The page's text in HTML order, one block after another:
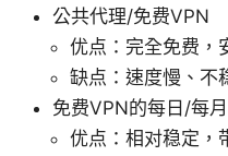
公共代理/免费VPN
优点：完全免费，
缺点：速度慢、不
免费VPN的每日/每
优点：相对稳定，